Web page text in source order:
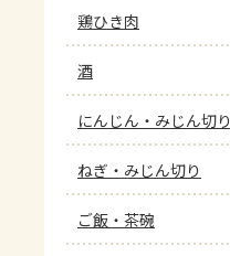
鶏ひき肉
酒
にんじん・みじん切り
ねぎ・みじん切り
ご飯・茶碗